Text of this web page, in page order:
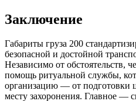
Заключение
Габариты груза 200
безопасной и достойной
Независимо от обстоятельств,
помощь ритуальной службы,
организацию — от подготовки
месту захоронения. Главное —